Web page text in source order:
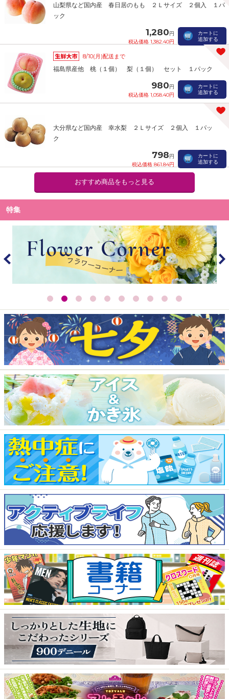
山梨県など国内産 春日居のもも ２Ｌサイズ ２個入 １パ
ック
1,280円
税込価格 1,382.40円
カートに
追加する
8/10(月)配送まで
福島県産他 桃（１個） 梨（１個） セット １パック
980円
税込価格 1,058.40円
カートに
追加する
大分県など国内産 幸水梨 ２Ｌサイズ ２個入 １パッ
ク
798円
税込価格 861.84円
カートに
追加する
おすすめ商品をもっと見る
特集